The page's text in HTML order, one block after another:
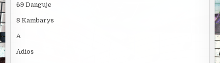
69 Danguje
8 Kambarys
A
Adios